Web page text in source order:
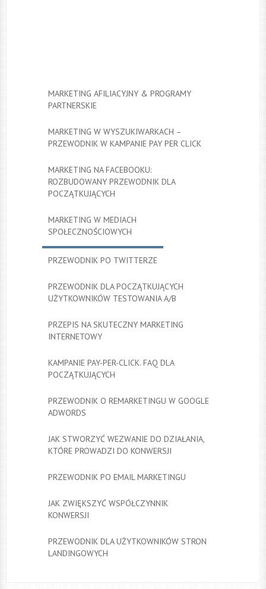
MARKETING AFILIACYJNY & PROGRAMY
PARTNERSKIE
MARKETING W WYSZUKIWARKACH –
PRZEWODNIK W KAMPANIE PAY PER CLICK
MARKETING NA FACEBOOKU:
ROZBUDOWANY PRZEWODNIK DLA
POCZĄTKUJĄCYCH
MARKETING W MEDIACH
SPOŁECZNOŚCIOWYCH
PRZEWODNIK PO TWITTERZE
PRZEWODNIK DLA POCZĄTKUJĄCYCH
UŻYTKOWNIKÓW TESTOWANIA A/B
PRZEPIS NA SKUTECZNY MARKETING
INTERNETOWY
KAMPANIE PAY-PER-CLICK. FAQ DLA
POCZĄTKUJĄCYCH
PRZEWODNIK O REMARKETINGU W GOOGLE
ADWORDS
JAK STWORZYĆ WEZWANIE DO DZIAŁANIA,
KTÓRE PROWADZI DO KONWERSJI
PRZEWODNIK PO EMAIL MARKETINGU
JAK ZWIĘKSZYĆ WSPÓŁCZYNNIK
KONWERSJI
PRZEWODNIK DLA UŻYTKOWNIKÓW STRON
LANDINGOWYCH